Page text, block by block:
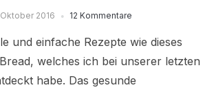
Oktober 2016 12 Kommentare
und einfache Rezepte wie dieses
welches ich bei unserer letzten
habe. Das gesunde